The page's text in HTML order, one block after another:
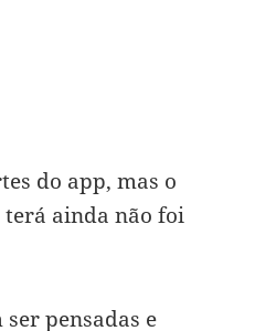
do app, mas o
terá ainda não foi
pensadas e